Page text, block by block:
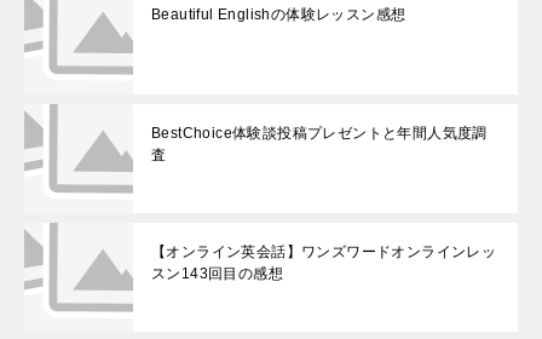
Beautiful Englishの体験レッスン感想
BestChoice体験談投稿プレゼントと年間人気度調
査
【オンライン英会話】ワンズワードオンラインレッ
スン143回目の感想